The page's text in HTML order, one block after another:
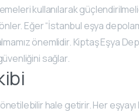
kullanılarak
Eğer “İstanbul eşya
önemlidir. Kiptaş Eşya
sağlar.
hale getirir. Her